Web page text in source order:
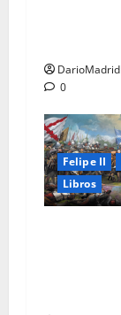
DarioMadrid
0
Felipe II
Libros